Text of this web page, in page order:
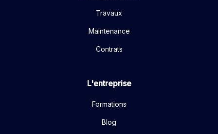
Travaux
Maintenance
Contrats
L'entreprise
Formations
Blog